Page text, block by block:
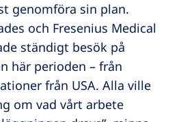
genomföra sin plan.
och Fresenius Medical
ständigt besök på
här perioden – från
från USA. Alla ville
om vad vårt arbete